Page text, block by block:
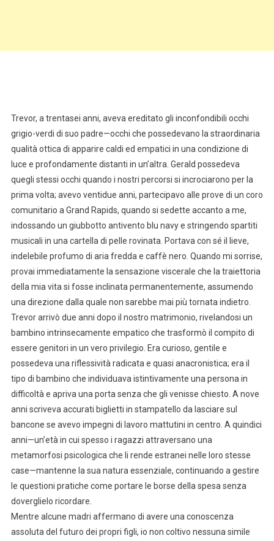
Trevor, a trentasei anni, aveva ereditato gli inconfondibili occhi
grigio-verdi di suo padre—occhi che possedevano la straordinaria
qualità ottica di apparire caldi ed empatici in una condizione di
luce e profondamente distanti in un’altra. Gerald possedeva
quegli stessi occhi quando i nostri percorsi si incrociarono per la
prima volta; avevo ventidue anni, partecipavo alle prove di un coro
comunitario a Grand Rapids, quando si sedette accanto a me,
indossando un giubbotto antivento blu navy e stringendo spartiti
musicali in una cartella di pelle rovinata. Portava con sé il lieve,
indelebile profumo di aria fredda e caffè nero. Quando mi sorrise,
provai immediatamente la sensazione viscerale che la traiettoria
della mia vita si fosse inclinata permanentemente, assumendo
una direzione dalla quale non sarebbe mai più tornata indietro.
Trevor arrivò due anni dopo il nostro matrimonio, rivelandosi un
bambino intrinsecamente empatico che trasformò il compito di
essere genitori in un vero privilegio. Era curioso, gentile e
possedeva una riflessività radicata e quasi anacronistica; era il
tipo di bambino che individuava istintivamente una persona in
difficoltà e apriva una porta senza che gli venisse chiesto. A nove
anni scriveva accurati biglietti in stampatello da lasciare sul
bancone se avevo impegni di lavoro mattutini in centro. A quindici
anni—un’età in cui spesso i ragazzi attraversano una
metamorfosi psicologica che li rende estranei nelle loro stesse
case—mantenne la sua natura essenziale, continuando a gestire
le questioni pratiche come portare le borse della spesa senza
doverglielo ricordare.
Mentre alcune madri affermano di avere una conoscenza
assoluta del futuro dei propri figli, io non coltivo nessuna simile